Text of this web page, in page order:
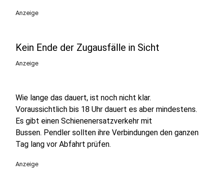
Anzeige
Kein Ende der Zugausfälle in Sicht
Anzeige
Wie lange das dauert, ist noch nicht klar.
Voraussichtlich bis 18 Uhr dauert es aber mindestens.
Es gibt einen Schienenersatzverkehr mit
Bussen. Pendler sollten ihre Verbindungen den ganzen
Tag lang vor Abfahrt prüfen.
Anzeige